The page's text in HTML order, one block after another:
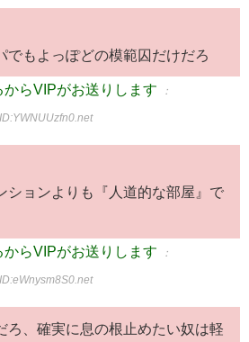
でもよっぽどの模範囚だけだろ
からVIPがお送りします ：
ID:YWNUUzfn0.net
ションよりも『人道的な部屋』で
からVIPがお送りします ：
ID:eWnysm8S0.net
ろ、確実に息の根止めたい奴は軽